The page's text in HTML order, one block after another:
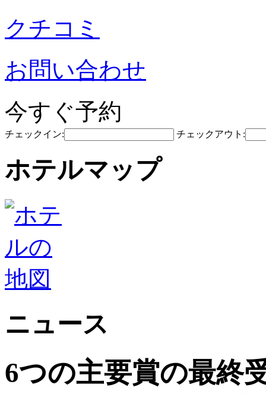
クチコミ
お問い合わせ
今すぐ予約
チェックイン: チェックアウト:
ホテルマップ
ニュース
6つの主要賞の最終